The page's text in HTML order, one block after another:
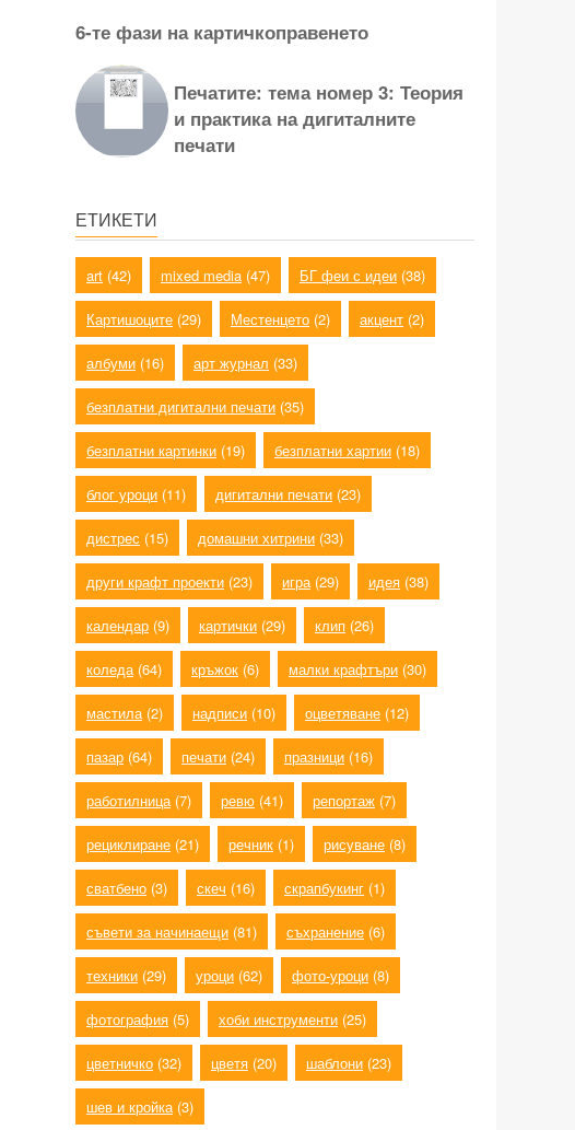
6-те фази на картичкоправенето
Печатите: тема номер 3: Теория
и практика на дигиталните
печати
ЕТИКЕТИ
art (42) mixed media (47) БГ феи с идеи (38)
Картишоците (29) Местенцето (2) акцент (2)
албуми (16) арт журнал (33)
безплатни дигитални печати (35)
безплатни картинки (19) безплатни хартии (18)
блог уроци (11) дигитални печати (23)
дистрес (15) домашни хитрини (33)
други крафт проекти (23) игра (29) идея (38)
календар (9) картички (29) клип (26)
коледа (64) кръжок (6) малки крафтъри (30)
мастила (2) надписи (10) оцветяване (12)
пазар (64) печати (24) празници (16)
работилница (7) ревю (41) репортаж (7)
рециклиране (21) речник (1) рисуване (8)
сватбено (3) скеч (16) скрапбукинг (1)
съвети за начинаещи (81) съхранение (6)
техники (29) уроци (62) фото-уроци (8)
фотография (5) хоби инструменти (25)
цветничко (32) цветя (20) шаблони (23)
шев и кройка (3)